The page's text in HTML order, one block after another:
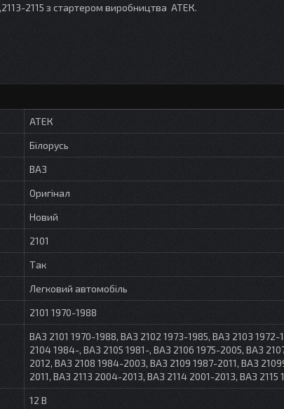
2115 з стартером виробництва АТЕК.
АТЕК
Білорусь
ВАЗ
Оригінал
Новий
2101
Так
Легковий автомобіль
2101 1970-1988
ВАЗ 2101 1970-1988, ВАЗ 2102 1973-1985, ВАЗ 2103 1972-
2104 1984-, ВАЗ 2105 1981-, ВАЗ 2106 1975-2005, ВАЗ
2012, ВАЗ 2108 1984-2003, ВАЗ 2109 1987-2011, ВАЗ
2011, ВАЗ 2113 2004-2013, ВАЗ 2114 2001-2013, ВАЗ 2115
12 В